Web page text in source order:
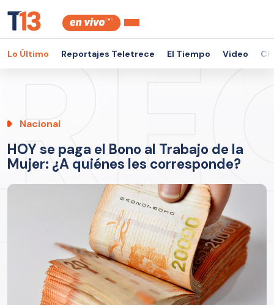
Lo Último Reportajes Teletrece El Tiempo Video
Nacional
HOY se paga el Bono al Trabajo de la
Mujer: ¿A quiénes les corresponde?